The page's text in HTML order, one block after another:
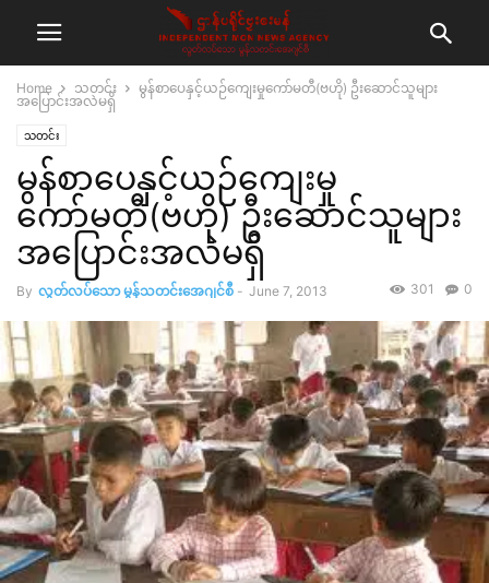
Home သတင်း
မွန်စာပေနှင့်ယဉ်ကျေးမှုကော်မတီ(ဗဟို) ဦးဆောင်သူများ
အပြောင်းအလဲမရှိ
သတင်း
မွန်စာပေနှင့်ယဉ်ကျေးမှု
ကော်မတီ(ဗဟို) ဦးဆောင်သူများ
အပြောင်းအလဲမရှိ
By လွတ်လပ်သော မွန်သတင်းအေဂျင်စီ - June 7, 2013 0
301